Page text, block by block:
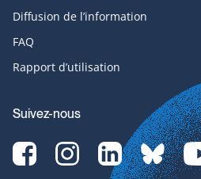
Diffusion de l’information
FAQ
Rapport d’utilisation
Suivez-nous
Facebook-
svg
Instagram-
svg
LinkedIn-
svg
bluesky-
svg